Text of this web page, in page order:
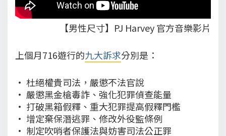
【男性尺寸】PJ Harvey 官方音樂影片
上個月716遊行的九大訴求分別是：
• 杜絕權貴司法，嚴懲不法官說
• 嚴懲黑金槍毒詐、強化犯罪偵查能量
• 打破黑箱假釋、重大犯罪提高假釋門檻
• 增定棄保潛逃罪、修改外役監條例
• 制定吹哨者保護法與妨害司法公正罪